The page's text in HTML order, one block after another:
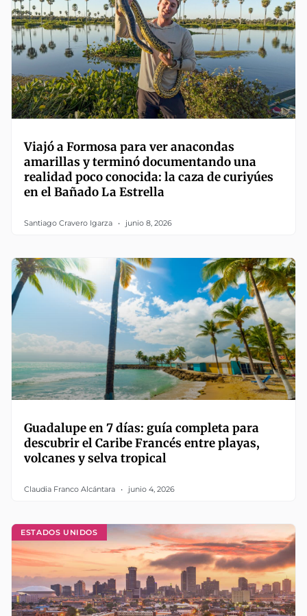
Viajó a Formosa para ver anacondas
amarillas y terminó documentando una
realidad poco conocida: la caza de curiyúes
en el Bañado La Estrella
Santiago Cravero Igarza junio 8, 2026
Guadalupe en 7 días: guía completa para
descubrir el Caribe Francés entre playas,
volcanes y selva tropical
Claudia Franco Alcántara junio 4, 2026
ESTADOS UNIDOS